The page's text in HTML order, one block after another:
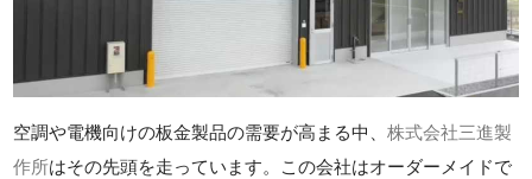
空調や電機向けの板金製品の需要が高まる中、株式会社三進製
作所はその先頭を走っています。この会社はオーダーメイドで